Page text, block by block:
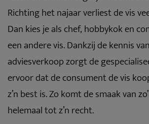
Richting het najaar verliest de vis
Dan kies je als chef, hobbykok en
een andere vis. Dankzij de kennis
adviesverkoop zorgt de
ervoor dat de consument de vis
z’n best is. Zo komt de smaak van
helemaal tot z’n recht.